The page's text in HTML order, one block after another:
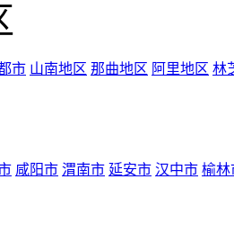
市 山南地区 那曲地区 阿里地区 林
咸阳市 渭南市 延安市 汉中市 榆林